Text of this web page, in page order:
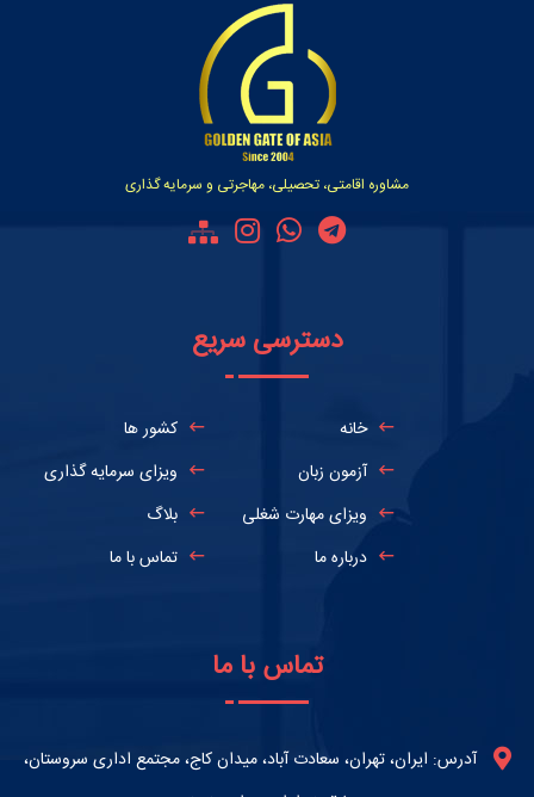
مشاوره اقامتی، تحصیلی، مهاجرتی و سرمایه گذاری
دسترسی سریع
خانه
کشور ها
آزمون زبان
ویزای سرمایه گذاری
ویزای مهارت شغلی
بلاگ
درباره ما
تماس با ما
تماس با ما
آدرس: ایران، تهران، سعادت آباد، میدان کاج، مجتمع اداری سروستان،